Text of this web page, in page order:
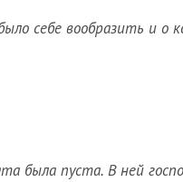
себе вообразить и о
была пуста. В ней